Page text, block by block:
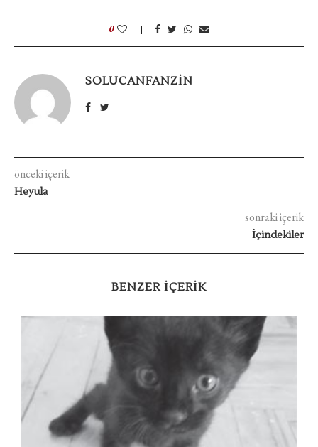
0
SOLUCANFANZIN
önceki içerik
Heyula
sonraki içerik
İçindekiler
BENZER IÇERIK